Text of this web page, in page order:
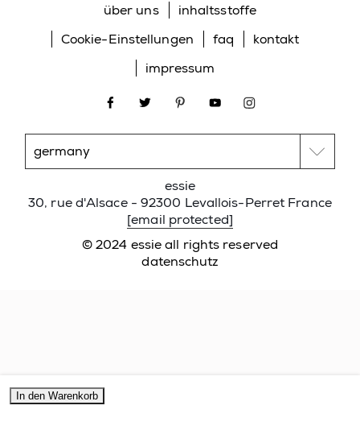
In den Warenkorb
© 2024 essie all rights reserved
datenschutz
über uns
inhaltsstoffe
Cookie-Einstellungen
faq
kontakt
impressum
facebooktwitter pinterestyoutubeinstagram
essie
30, rue d'Alsace - 92300 Levallois-Perret France
[email protected]